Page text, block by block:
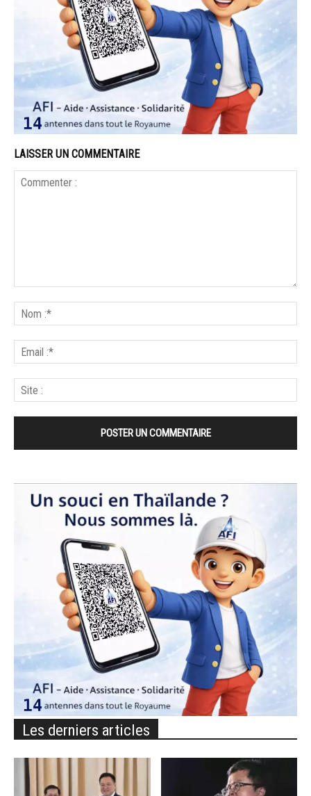
LAISSER UN COMMENTAIRE
Les derniers articles